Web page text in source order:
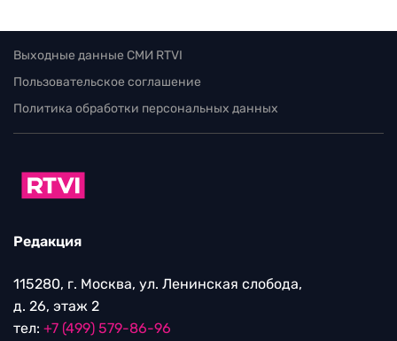
Выходные данные СМИ RTVI
Пользовательское соглашение
Политика обработки персональных данных
Редакция
115280, г. Москва, ул. Ленинская слобода,
д. 26, этаж 2
тел: +7 (499) 579-86-96